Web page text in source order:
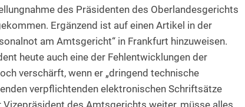
des Präsidenten des Oberlandesgerichts
Ergänzend ist auf einen Artikel in der
am Amtsgericht“ in Frankfurt hinzuweisen.
heute auch eine der Fehlentwicklungen der
verschärft, wenn er „dringend technische
verpflichtenden elektronischen Schriftsätze
des Amtsgerichts weiter, müsse alles